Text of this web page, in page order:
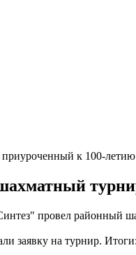
к 100-летию
провел районный
заявку на турнир. Итоги: